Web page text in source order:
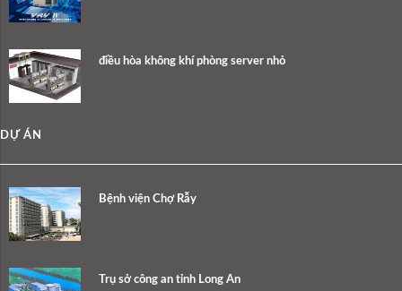
điều hòa không khí phòng server nhỏ
DỰ ÁN
Bệnh viện Chợ Rẫy
Trụ sở công an tỉnh Long An